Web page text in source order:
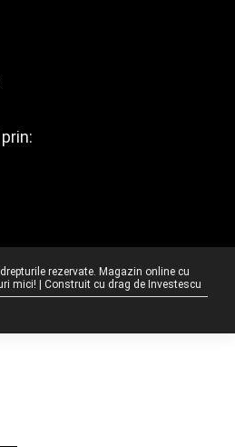
rezervate. Magazin online cu
mici! | Construit cu drag de Investescu